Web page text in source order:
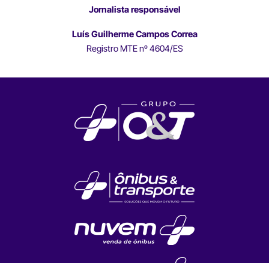
Jornalista responsável
Luís Guilherme Campos Correa
Registro MTE nº 4604/ES